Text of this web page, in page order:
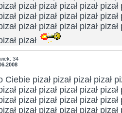
pizał pizał pizał pizał pizał
pizał pizał pizał pizał pizał
pizał pizał pizał pizał pizał
pizał
34
pizał pizał pizał pizał
pizał pizał pizał pizał pizał
pizał pizał pizał pizał pizał
pizał pizał pizał pizał pizał